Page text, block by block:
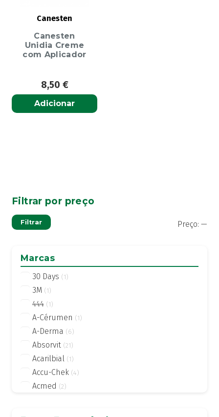
Canesten
Canesten
Unidia Creme
com Aplicador
8,50 €
Adicionar
Filtrar por preço
Filtrar Preço: —
Marcas
30 Days (1)
3M (1)
444 (1)
A-Cérumen (1)
A-Derma (6)
Absorvit (21)
Acarilbial (1)
Accu-Chek (4)
Acmed (2)